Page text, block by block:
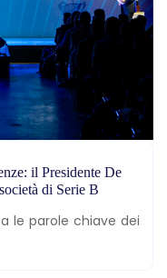
il Presidente De
di Serie B
le parole chiave dei